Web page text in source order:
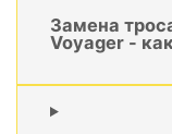
Замена
Voyager -